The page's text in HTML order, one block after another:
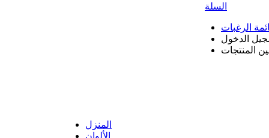
السلة
الرغبات
الدخول
المنتجات
المنزل
الألوان